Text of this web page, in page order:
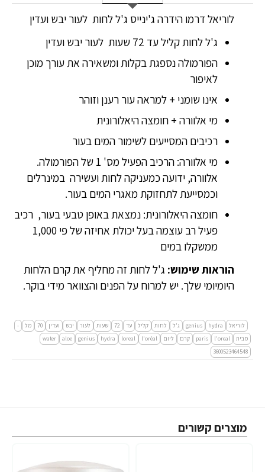
לוריאל דרמו הידרה ג'ינייס ג'ל לחות לעור יבש ועדין
ג'ל לחות קליל עד 72 שעות לעור יבש ועדין
הפורמולה נספגת בקלות ומשאירה את עורך מוכן
לאיפור
אינו שומני + למראה עור רענן וזוהר
מי אלוורה + חומצה היאלורונית
רכיבים המסייעים לשימור המים בעור
מי אלוורה: הרכיב הפעיל מס' 1 של הפורמולה.
אלוורה, ידועה כמעניקה לחות ועשירה במינרלים
וכמסייעת לתחזוקת מאגרי המים בעור.
חומצה היאלורונית: נמצאת באופן טבעי בעור, רכיב
פעיל רב עוצמה בעל יכולת אחיזה של פי 1,000
ממשקלו במים
הוראות שימוש: ג'ל לחות זה מחליף את קרם הלחות
היומיומי שלך. יש למרוח על הפנים והצוואר מידי בוקר.
לוריאל hydra
genius ג'ל לחות קליל עד 72 שעות לעור יבש ועדין 70 מל
-
מבית
l'oreal
paris קרם ליום l'oréal
loreal
hydra
genius
aloe
water
3600523464548
מוצרים קשורים